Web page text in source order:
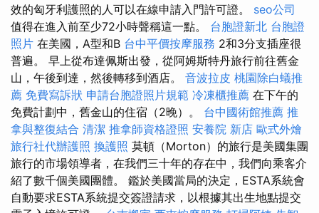
效的匈牙利護照的人可以在線申請入門許可證。 seo公司
值得在進入前至少72小時聲稱這一點。 台胞證新北 台胞證
照片 在美國，A型和B 台中平價按摩服務 2和3分支插座很
普遍。 早上從布達佩斯出發，從阿姆斯特丹旅行前往舊金
山，午後到達，然後轉移到酒店。 音波拉皮 桃園除白蟻推
薦 免費寫訴狀 申請台胞證照片規範 冷凍櫃推薦 在下午的
免費計劃中，舊金山的住宿（2晚）。 台中國術館推薦 推
拿與整復結合 清潔 推拿師資格證照 安養院 新店 歐式外燴
旅行社代辦護照 換護照 莫頓（Morton）的旅行是美國集團
旅行的市場領導者，在我們三十年的存在中，我們向乘客介
紹了數千個美國團體。 鑑於美國當局的決定，ESTA系統會
自動要求ESTA系統提交簽證請求，以根據其出生地點提交